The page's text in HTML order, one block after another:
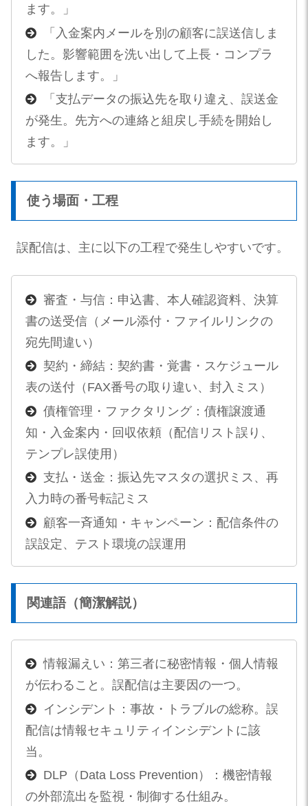
ます。」
「入金案内メールを別の顧客に誤送信しま
した。影響範囲を洗い出して上長・コンプラ
へ報告します。」
「支払データの振込先を取り違え、誤送金
が発生。先方への連絡と組戻し手続を開始し
ます。」
使う場面・工程
誤配信は、主に以下の工程で発生しやすいです。
審査・与信：申込書、本人確認資料、決算
書の送受信（メール添付・ファイルリンクの
宛先間違い）
契約・締結：契約書・覚書・スケジュール
表の送付（FAX番号の取り違い、封入ミス）
債権管理・ファクタリング：債権譲渡通
知・入金案内・回収依頼（配信リスト誤り、
テンプレ誤使用）
支払・送金：振込先マスタの選択ミス、再
入力時の番号転記ミス
顧客一斉通知・キャンペーン：配信条件の
誤設定、テスト環境の誤運用
関連語（簡潔解説）
情報漏えい：第三者に秘密情報・個人情報
が伝わること。誤配信は主要因の一つ。
インシデント：事故・トラブルの総称。誤
配信は情報セキュリティインシデントに該
当。
DLP（Data Loss Prevention）：機密情報
の外部流出を監視・制御する仕組み。